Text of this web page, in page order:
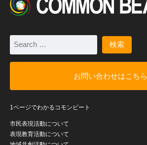
お問い合わせはこちら
1ページでわかるコモンビート
市民表現活動について
表現教育活動について